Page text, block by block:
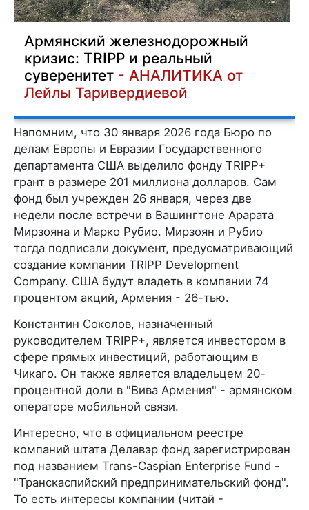
Армянский железнодорожный
кризис: TRIPP и реальный
суверенитет - АНАЛИТИКА от
Лейлы Таривердиевой
Напомним, что 30 января 2026 года Бюро по
делам Европы и Евразии Государственного
департамента США выделило фонду TRIPP+
грант в размере 201 миллиона долларов. Сам
фонд был учрежден 26 января, через две
недели после встречи в Вашингтоне Арарата
Мирзояна и Марко Рубио. Мирзоян и Рубио
тогда подписали документ, предусматривающий
создание компании TRIPP Development
Company. США будут владеть в компании 74
процентом акций, Армения - 26-тью.
Константин Соколов, назначенный
руководителем TRIPP+, является инвестором в
сфере прямых инвестиций, работающим в
Чикаго. Он также является владельцем 20-
процентной доли в "Вива Армения" - армянском
операторе мобильной связи.
Интересно, что в официальном реестре
компаний штата Делавэр фонд зарегистрирован
под названием Trans-Caspian Enterprise Fund -
"Транскаспийский предпринимательский фонд".
То есть интересы компании (читай -